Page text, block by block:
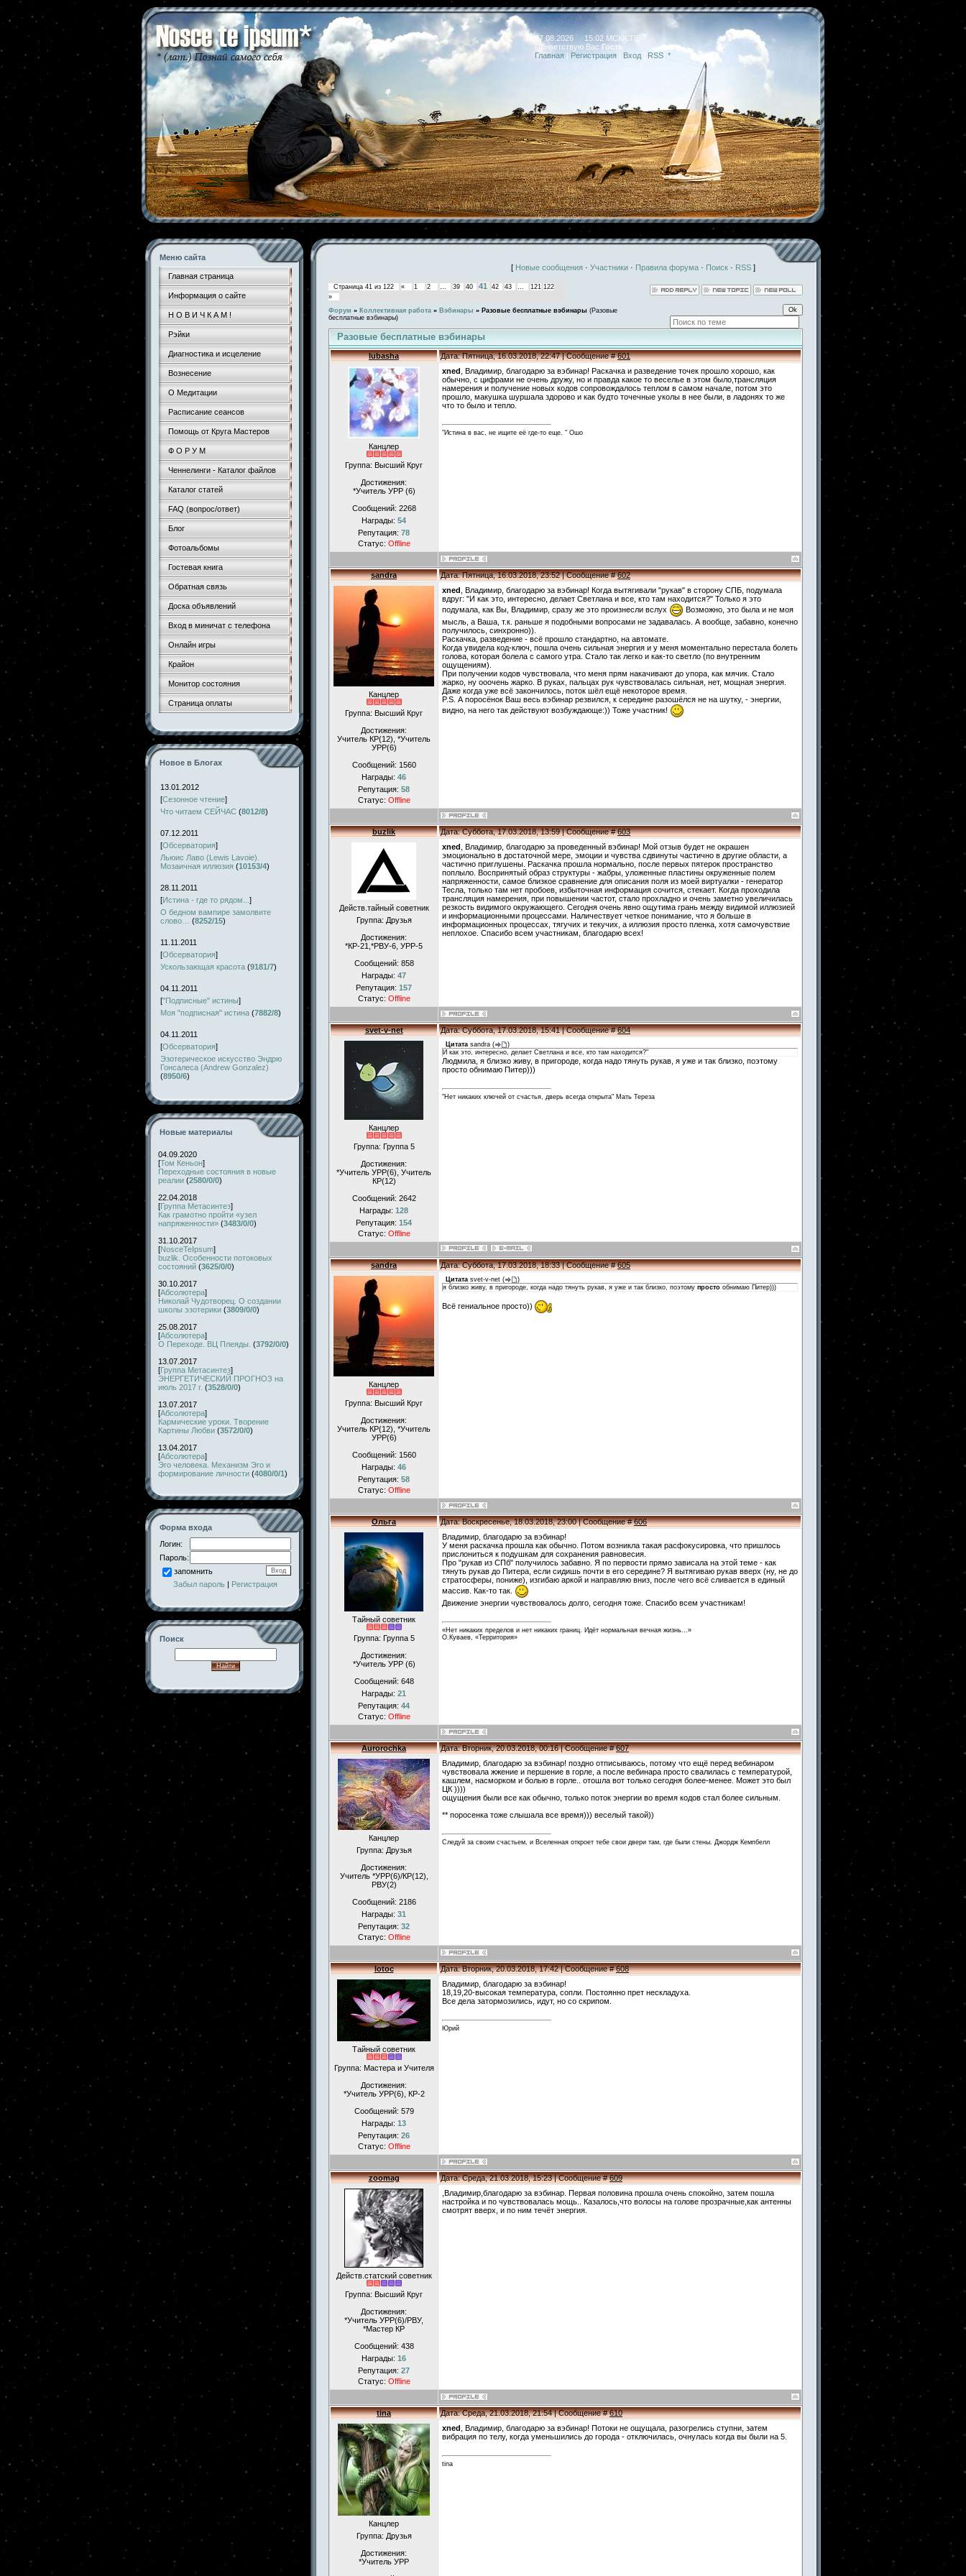
07.08.2026 15:02 МСК/СПБ
Приветствую Вас Гость
Главная | Регистрация | Вход RSS *
Меню сайта
Главная страница
Информация о сайте
Н О В И Ч К А М !
Рэйки
Диагностика и исцеление
Вознесение
О Медитации
Расписание сеансов
Помощь от Круга Мастеров
Ф О Р У М
Ченнелинги - Каталог файлов
Каталог статей
FAQ (вопрос/ответ)
Блог
Фотоальбомы
Гостевая книга
Обратная связь
Доска объявлений
Вход в миничат с телефона
Онлайн игры
Крайон
Монитор состояния
Страница оплаты
Новое в Блогах
13.01.2012
[Сезонное чтение]
Что читаем СЕЙЧАС (8012/8)
07.12.2011
[Обсерватория]
Льюис Лаво (Lewis Lavoie).
Мозаичная иллюзия (10153/4)
28.11.2011
[Истина - где то рядом... ]
О бедном вампире замолвите
слово…
(8252/15)
11.11.2011
[Обсерватория]
Ускользающая красота (9181/7)
04.11.2011
["Подписные" истины]
Моя "подписная" истина (7882/8)
04.11.2011
[Обсерватория]
Эзотерическое искусство Эндрю
Гонсалеса (Andrew Gonzalez)
(8950/6)
Новые материалы
04.09.2020
[Том Кеньон]
Переходные состояния в новые
реалии (2580/0/0)
22.04.2018
[Группа Метасинтез]
Как грамотно пройти «узел
напряженности» (3483/0/0)
31.10.2017
[NosceTeIpsum]
buzlik. Особенности потоковых
состояний (3625/0/0)
30.10.2017
[Абсолютера]
Николай Чудотворец. О создании
школы эзотерики (3809/0/0)
25.08.2017
[Абсолютера]
О Переходе. ВЦ Плеяды. (3792/0/0)
13.07.2017
[Группа Метасинтез]
ЭНЕРГЕТИЧЕСКИЙ ПРОГНОЗ на
июль 2017 г. (3528/0/0)
13.07.2017
[Абсолютера]
Кармические уроки. Творение
Картины Любви (3572/0/0)
13.04.2017
[Абсолютера]
Эго человека. Механизм Эго и
формирование личности (4080/0/1)
Форма входа
Логин:
Пароль:
запомнить
Забыл пароль | Регистрация
Поиск
[ Новые сообщения · Участники · Правила форума · Поиск · RSS ]
Страница 41 из 122 « 1 2 … 39 40 41 42 43 … 121 122
»
Форум » Коллективная работа » Вэбинары » Разовые бесплатные вэбинары (Разовые
бесплатные вэбинары)
Разовые бесплатные вэбинары
lubasha Дата: Пятница, 16.03.2018, 22:47 | Сообщение #601
Канцлер
Группа: Высший Круг
Достижения:
*Учитель УРР (6)
Сообщений: 2268
Награды: 54
Репутация: 78
Статус: Offline
xned , Владимир, благодарю за вэбинар! Раскачка и разведение точек прошло хорошо, как
обычно, с цифрами не очень дружу, но и правда какое то веселье в этом было,трансляция
намерения и получение новых кодов сопровождалось теплом в самом начале, потом это
прошло, макушка шуршала здорово и как будто точечные уколы в нее были, в ладонях то же
что то было и тепло.
"Истина в вас, не ищите её где-то еще. " Ошо
sandra Дата: Пятница, 16.03.2018, 23:52 | Сообщение #602
Канцлер
Группа: Высший Круг
Достижения:
Учитель КР(12), *Учитель
УРР(6)
Сообщений: 1560
Награды: 46
Репутация: 58
Статус: Offline
xned , Владимир, благодарю за вэбинар! Когда вытягивали "рукав" в сторону СПБ, подумала
вдруг: "И как это, интересно, делает Светлана и все, кто там находится?" Только я это
подумала, как Вы, Владимир, сразу же это произнесли вслух
Возможно, это была и не моя
мысль, а Ваша, т.к. раньше я подобными вопросами не задавалась. А вообще, забавно, конечно
получилось, синхронно)).
Раскачка, разведение - всё прошло стандартно, на автомате.
Когда увидела код-ключ, пошла очень сильная энергия и у меня моментально перестала болеть
голова, которая болела с самого утра. Стало так легко и как-то светло (по внутренним
ощущениям).
При получении кодов чувствовала, что меня прям накачивают до упора, как мячик. Стало
жарко, ну ооочень жарко. В руках, пальцах рук чувствовалась сильная, нет, мощная энергия.
Даже когда уже всё закончилось, поток шёл ещё некоторое время.
P.S. А поросёнок Ваш весь вэбинар резвился, к середине разошёлся не на шутку, - энергии,
видно, на него так действуют возбуждающе:)) Тоже участник!
buzlik Дата: Суббота, 17.03.2018, 13:59 | Сообщение #603
Действ.тайный советник
Группа: Друзья
Достижения:
*КР-21,*РВУ-6, УРР-5
Сообщений: 858
Награды: 47
Репутация: 157
Статус: Offline
xned , Владимир, благодарю за проведенный вэбинар! Мой отзыв будет не окрашен
эмоционально в достаточной мере, эмоции и чувства сдвинуты частично в другие области, а
частично приглушены. Раскачка прошла нормально, после первых пятерок пространство
поплыло. Воспринятый образ структуры - жабры, уложенные пластины окруженные полем
напряженности, самое близкое сравнение для описания поля из моей виртуалки - генератор
Тесла, только там нет пробоев, избыточная информация сочится, стекает. Когда проходила
трансляция намерения, при повышении частот, стало прохладно и очень заметно увеличилась
резкость видимого окружающего. Сегодня очень явно ощутима грань между видимой иллюзией
и информационными процессами. Наличествует четкое понимание, что я больше в
информационных процессах, тягучих и текучих, а иллюзия просто пленка, хотя самочувствие
неплохое. Спасибо всем участникам, благодарю всех!
svet-v-net Дата: Суббота, 17.03.2018, 15:41 | Сообщение #604
Канцлер
Группа: Группа 5
Достижения:
*Учитель УРР(6), Учитель
КР(12)
Сообщений: 2642
Награды: 128
Репутация: 154
Статус: Offline
Цитата sandra (
)
И как это, интересно, делает Светлана и все, кто там находится?"
Людмила, я близко живу, в пригороде, когда надо тянуть рукав, я уже и так близко, поэтому
просто обнимаю Питер)))
"Нет никаких ключей от счастья, дверь всегда открыта" Мать Тереза
sandra Дата: Суббота, 17.03.2018, 18:33 | Сообщение #605
Канцлер
Группа: Высший Круг
Достижения:
Учитель КР(12), *Учитель
УРР(6)
Сообщений: 1560
Награды: 46
Репутация: 58
Статус: Offline
Цитата svet-v-net (
)
я близко живу, в пригороде, когда надо тянуть рукав, я уже и так близко, поэтому просто обнимаю Питер)))
Всё гениальное просто))
Ольга Дата: Воскресенье, 18.03.2018, 23:00 | Сообщение #606
Тайный советник
Группа: Группа 5
Достижения:
*Учитель УРР (6)
Сообщений: 648
Награды: 21
Репутация: 44
Статус: Offline
Владимир, благодарю за вэбинар!
У меня раскачка прошла как обычно. Потом возникла такая расфокусировка, что пришлось
прислониться к подушкам для сохранения равновесия.
Про "рукав из СПб" получилось забавно. Я по первости прямо зависала на этой теме - как
тянуть рукав до Питера, если сидишь почти в его середине? Я вытягиваю рукав вверх (ну, не до
стратосферы, пониже), изгибаю аркой и направляю вниз, после чего всё сливается в единый
массив. Как-то так.
Движение энергии чувствовалось долго, сегодня тоже. Спасибо всем участникам!
«Нет никаких пределов и нет никаких границ. Идёт нормальная вечная жизнь...»
О.Куваев, «Территория»
Aurorochka Дата: Вторник, 20.03.2018, 00:16 | Сообщение #607
Канцлер
Группа: Друзья
Достижения:
Учитель *УРР(6)/КР(12),
РВУ(2)
Сообщений: 2186
Награды: 31
Репутация: 32
Статус: Offline
Владимир, благодарю за вэбинар! поздно отписываюсь, потому что ещё перед вебинаром
чувствовала жжение и першение в горле, а после вебинара просто свалилась с температурой,
кашлем, насморком и болью в горле.. отошла вот только сегодня более-менее. Может это был
ЦК ))))
ощущения были все как обычно, только поток энергии во время кодов стал более сильным.
** поросенка тоже слышала все время))) веселый такой))
Следуй за своим счастьем, и Вселенная откроет тебе свои двери там, где были стены. Джордж Кемпбелл
lotoc Дата: Вторник, 20.03.2018, 17:42 | Сообщение #608
Тайный советник
Группа: Мастера и Учителя
Достижения:
*Учитель УРР(6), КР-2
Сообщений: 579
Награды: 13
Репутация: 26
Статус: Offline
Владимир, благодарю за вэбинар!
18,19,20-высокая температура, сопли. Постоянно прет нескладуха.
Все дела затормозились, идут, но со скрипом.
Юрий
zoomag Дата: Среда, 21.03.2018, 15:23 | Сообщение #609
Действ.статский советник
Группа: Высший Круг
Достижения:
*Учитель УРР(6)/РВУ,
*Мастер КР
Сообщений: 438
Награды: 16
Репутация: 27
Статус: Offline
,Владимир,благодарю за вэбинар. Первая половина прошла очень спокойно, затем пошла
настройка и по чувствовалась мощь.. Казалось,что волосы на голове прозрачные,как антенны
смотрят вверх, и по ним течёт энергия.
tina Дата: Среда, 21.03.2018, 21:54 | Сообщение #610
Канцлер
Группа: Друзья
Достижения:
*Учитель УРР
xned , Владимир, благодарю за вэбинар! Потоки не ощущала, разогрелись ступни, затем
вибрация по телу, когда уменьшились до города - отключилась, очнулась когда вы были на 5.
tina